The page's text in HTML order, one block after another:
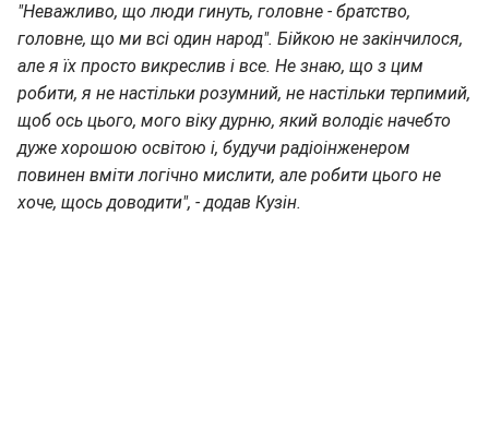
"Неважливо, що люди гинуть, головне - братство,
головне, що ми всі один народ". Бійкою не закінчилося,
але я їх просто викреслив і все. Не знаю, що з цим
робити, я не настільки розумний, не настільки терпимий,
щоб ось цього, мого віку дурню, який володіє начебто
дуже хорошою освітою і, будучи радіоінженером
повинен вміти логічно мислити, але робити цього не
хоче, щось доводити", - додав Кузін.